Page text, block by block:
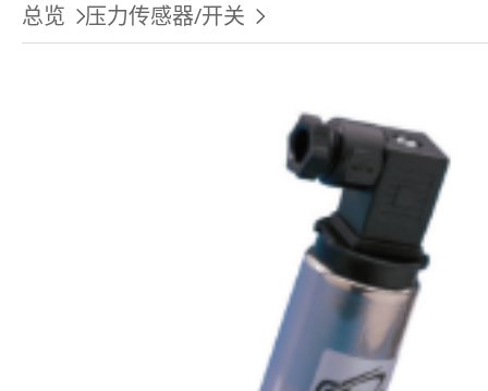
总览 压力传感器/开关